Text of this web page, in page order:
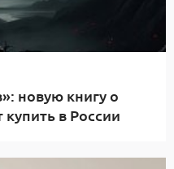
новую книгу о
в России